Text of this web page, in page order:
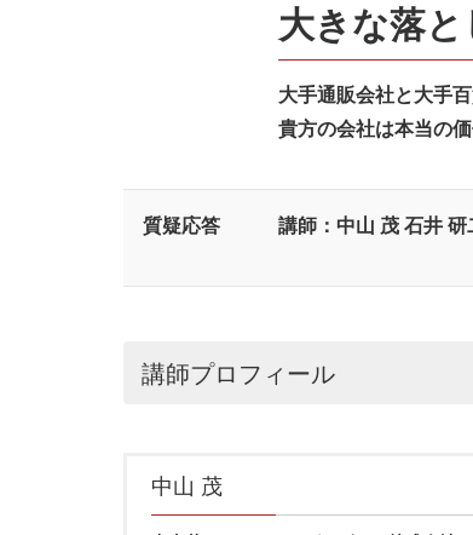
大きな落と
大手通販会社と大手
貴方の会社は本当の
質疑応答 講師：中山 茂 石井 研
講師プロフィール
中山 茂